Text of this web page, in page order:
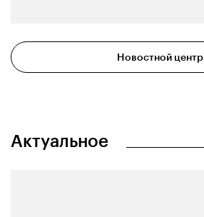
Новостной центр
Актуальное